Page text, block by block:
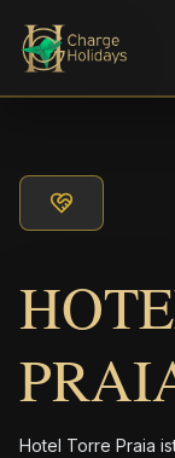
Hotel Torre Praia